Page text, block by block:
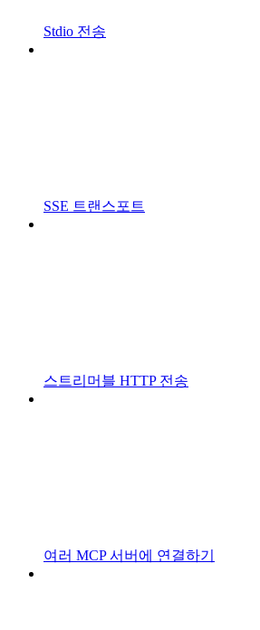
Stdio 전송
SSE 트랜스포트
스트리머블 HTTP 전송
여러 MCP 서버에 연결하기